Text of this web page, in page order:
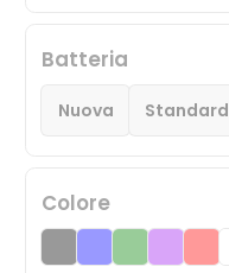
Batteria
Nuova Standard
Colore